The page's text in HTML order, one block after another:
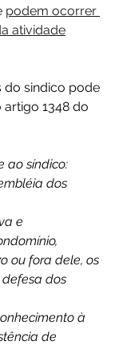
podem ocorrer
atividade
do sindico pode
1348 do
ao síndico:
dos
e
ou fora dele, os
defesa dos
à
de